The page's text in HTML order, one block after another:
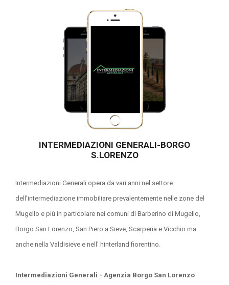
INTERMEDIAZIONI GENERALI-BORGO
S.LORENZO
Intermediazioni Generali opera da vari anni nel settore
dell’intermediazione immobiliare prevalentemente nelle zone del
Mugello e più in particolare nei comuni di Barberino di Mugello,
Borgo San Lorenzo, San Piero a Sieve, Scarperia e Vicchio ma
anche nella Valdisieve e nell' hinterland fiorentino.
Intermediazioni Generali - Agenzia Borgo San Lorenzo